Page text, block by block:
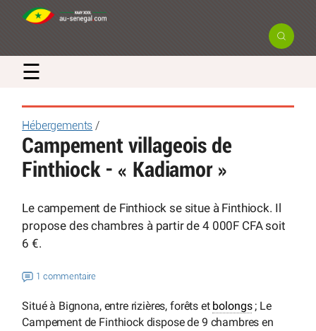
☰
Hébergements /
Campement villageois de
Finthiock - « Kadiamor »
Le campement de Finthiock se situe à Finthiock. Il
propose des chambres à partir de 4 000F CFA soit
6 €.
1 commentaire
Situé à Bignona, entre rizières, forêts et bolongs; Le
Campement de Finthiock dispose de 9 chambres en